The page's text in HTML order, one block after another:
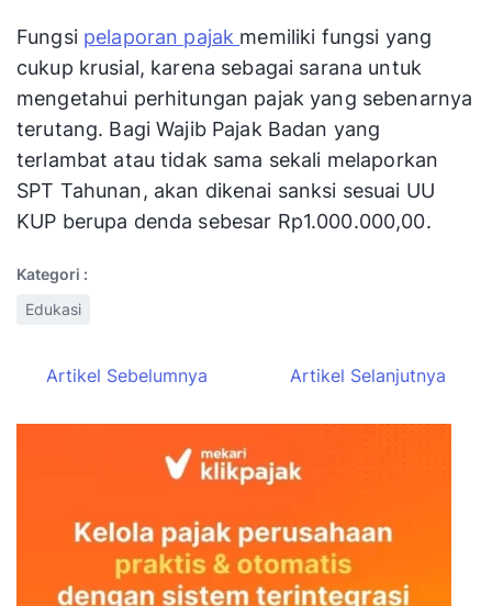
Fungsi pelaporan pajak memiliki fungsi yang
cukup krusial, karena sebagai sarana untuk
mengetahui perhitungan pajak yang sebenarnya
terutang. Bagi Wajib Pajak Badan yang
terlambat atau tidak sama sekali melaporkan
SPT Tahunan, akan dikenai sanksi sesuai UU
KUP berupa denda sebesar Rp1.000.000,00.
Kategori :
Edukasi
Artikel Sebelumnya Artikel Selanjutnya